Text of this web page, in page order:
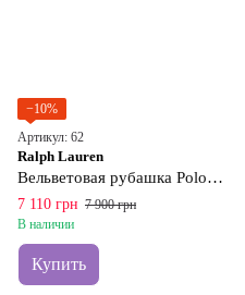
−10%
Артикул: 62
Ralph Lauren
Вельветовая рубашка Polo Ralph Lauren Polo Pony
7 110 грн 7 900 грн
В наличии
Купить